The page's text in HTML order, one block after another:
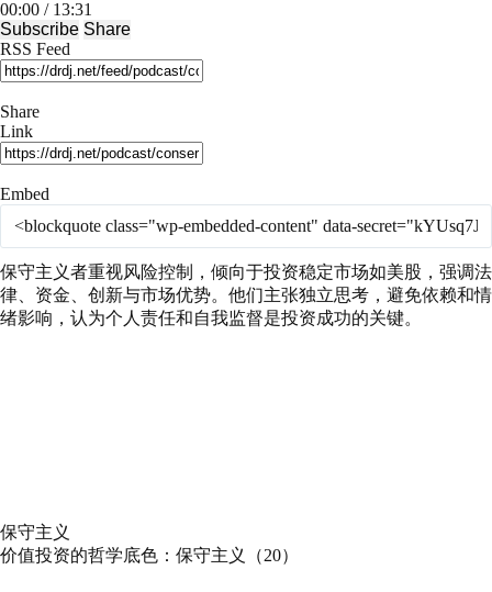
Mute/Unmute
Episode
Rewind
10
Seconds
Fast
Forward
30
seconds
00:00 / 13:31
Subscribe Share
RSS Feed
Share
Link
Embed
保守主义者重视风险控制，倾向于投资稳定市场如美股，强调法
律、资金、创新与市场优势。他们主张独立思考，避免依赖和情
绪影响，认为个人责任和自我监督是投资成功的关键。
保守主义
价值投资的哲学底色：保守主义（20）